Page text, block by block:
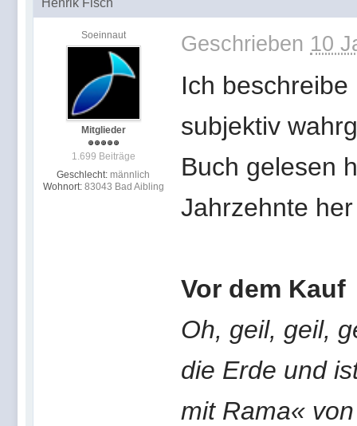
Henrik Fisch
Soeinnaut
Mitglieder
1.699 Beiträge
Geschlecht: männlich
Wohnort: 83043 Bad Aibling
Geschrieben 10
Ich
subjektiv
Buch gelesen
Jahrzehnte
Vor dem Kauf
Oh, geil, geil,
die Erde und
mit Rama«